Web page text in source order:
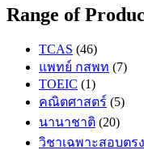
Range of
TCAS (46)
แพทย์ กสพท (7)
TOEIC (1)
คณิตศาสตร์ (5)
นานาชาติ (20)
วิชาเฉพาะสอบตร